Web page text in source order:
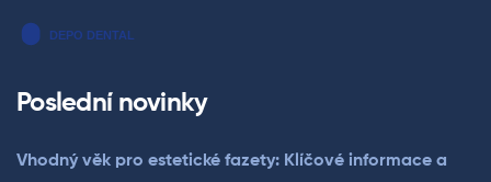
Poslední novinky
Vhodný věk pro estetické fazety: Klíčové informace a